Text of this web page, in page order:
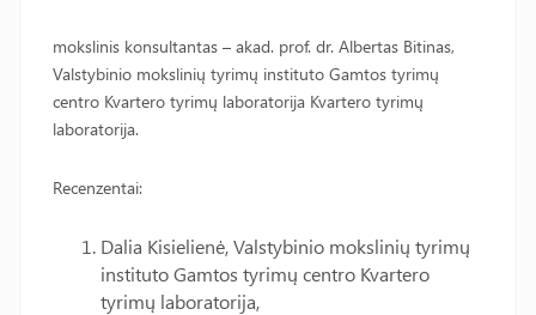
mokslinis konsultantas – akad. prof. dr. Albertas Bitinas,
Valstybinio mokslinių tyrimų instituto Gamtos tyrimų
centro Kvartero tyrimų laboratorija Kvartero tyrimų
laboratorija.
Recenzentai:
Dalia Kisielienė, Valstybinio mokslinių tyrimų
instituto Gamtos tyrimų centro Kvartero
tyrimų laboratorija,